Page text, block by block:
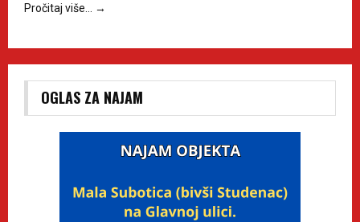
Pročitaj više…
→
OGLAS ZA NAJAM